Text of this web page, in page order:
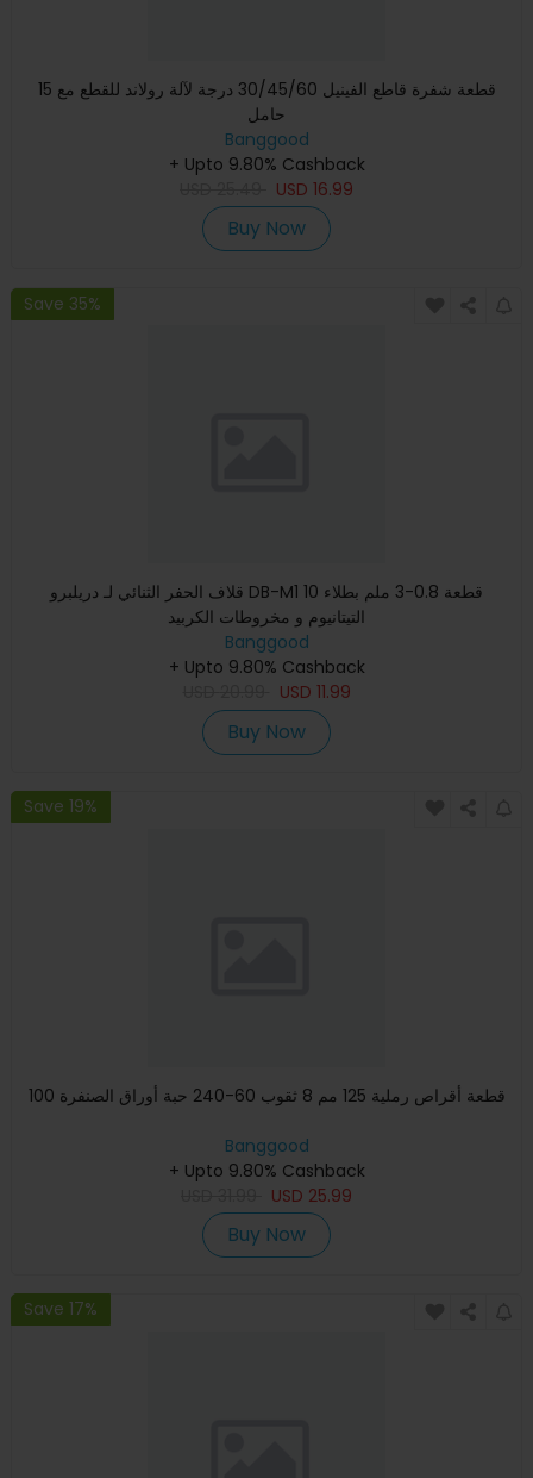
15 قطعة شفرة قاطع الفينيل 30/45/60 درجة لآلة رولاند للقطع مع
حامل
Banggood
+ Upto 9.80% Cashback
USD 16.99
Buy Now
Save 35%
قلاف الحفر الثنائي لـ دريلبرو DB-M1 10 قطعة 0.8-3 ملم بطلاء
التيتانيوم و مخروطات الكربيد
Banggood
+ Upto 9.80% Cashback
USD 11.99
Buy Now
Save 19%
100 قطعة أقراص رملية 125 مم 8 ثقوب 60-240 حبة أوراق الصنفرة
Banggood
+ Upto 9.80% Cashback
USD 25.99
Buy Now
Save 17%